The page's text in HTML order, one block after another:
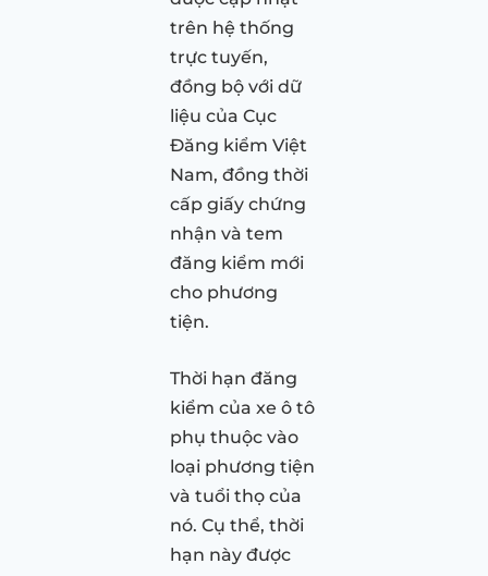
trên hệ thống
trực tuyến,
đồng bộ với dữ
liệu của Cục
Đăng kiểm Việt
Nam, đồng thời
cấp giấy chứng
nhận và tem
đăng kiểm mới
cho phương
tiện.
Thời hạn đăng
kiểm của xe ô tô
phụ thuộc vào
loại phương tiện
và tuổi thọ của
nó. Cụ thể, thời
hạn này được